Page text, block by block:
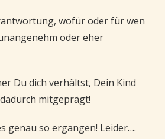
wofür oder für wen
oder eher
Du dich verhältst, Dein Kind
mitgeprägt!
genau so ergangen! Leider….